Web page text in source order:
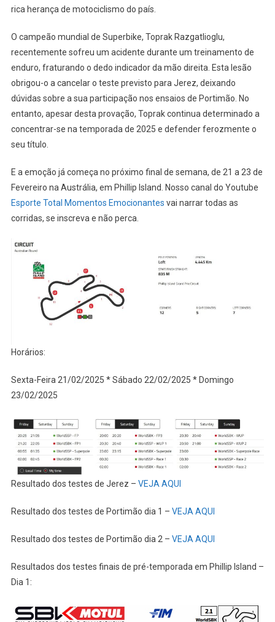
rica herança de motociclismo do país.
O campeão mundial de Superbike, Toprak Razgatlioglu,
recentemente sofreu um acidente durante um treinamento de
enduro, fraturando o dedo indicador da mão direita. Esta lesão
obrigou-o a cancelar o teste previsto para Jerez, deixando
dúvidas sobre a sua participação nos ensaios de Portimão. No
entanto, apesar desta provação, Toprak continua determinado a
concentrar-se na temporada de 2025 e defender ferozmente o
seu título.
E a emoção já começa no próximo final de semana, de 21 a 23 de
Fevereiro na Austrália, em Phillip Island. Nosso canal do Youtube
Esporte Total Momentos Emocionantes vai narrar todas as
corridas, se inscreva e não perca.
Horários:
Sexta-Feira 21/02/2025 * Sábado 22/02/2025 * Domingo
23/02/2025
Resultado dos testes de Jerez – VEJA AQUI
Resultado dos testes de Portimão dia 1 – VEJA AQUI
Resultado dos testes de Portimão dia 2 – VEJA AQUI
Resultados dos testes finais de pré-temporada em Phillip Island –
Dia 1: